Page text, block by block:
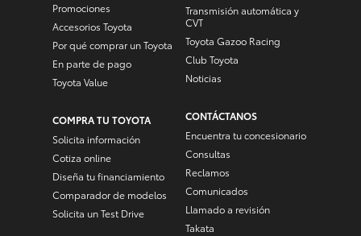
Promociones
Accesorios Toyota
Por qué comprar un Toyota
En parte de pago
Toyota Value
COMPRA TU TOYOTA
Solicita información
Cotiza online
Diseña tu financiamiento
Comparador de modelos
Solicita un Test Drive
Transmisión automática y
CVT
Toyota Gazoo Racing
Club Toyota
Noticias
CONTÁCTANOS
Encuentra tu concesionario
Consultas
Reclamos
Comunicados
Llamado a revisión
Takata